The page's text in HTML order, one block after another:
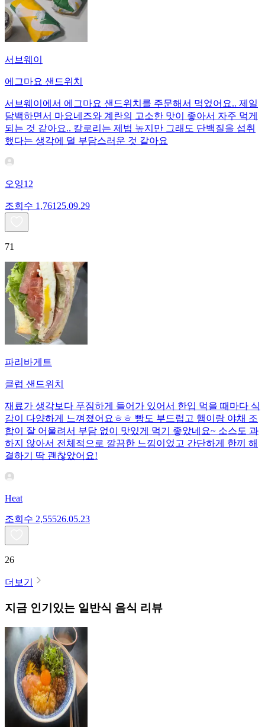
서브웨이
에그마요 샌드위치
서브웨이에서 에그마요 샌드위치를 주문해서 먹었어요.. 제일
담백하면서 마요네즈와 계란의 고소한 맛이 좋아서 자주 먹게
되는 것 같아요.. 칼로리는 제법 높지만 그래도 단백질을 섭취
했다는 생각에 덜 부담스러운 것 같아요
오잉12
조회수 1,761 25.09.29
71
파리바게트
클럽 샌드위치
재료가 생각보다 푸짐하게 들어가 있어서 한입 먹을 때마다 식
감이 다양하게 느껴졌어요ㅎㅎ 빵도 부드럽고 햄이랑 야채 조
합이 잘 어울려서 부담 없이 맛있게 먹기 좋았네요~ 소스도 과
하지 않아서 전체적으로 깔끔한 느낌이었고 간단하게 한끼 해
결하기 딱 괜찮았어요!
Heat
조회수 2,55526.05.23
26
더보기
지금 인기있는 일반식 음식 리뷰